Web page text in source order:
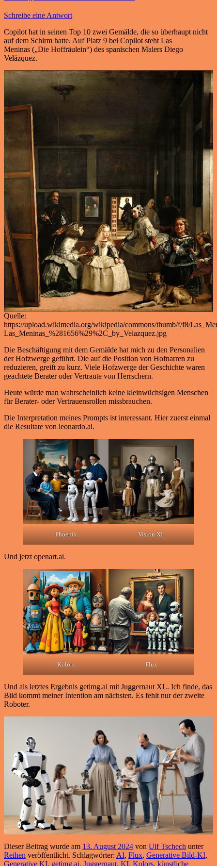
Schreibe eine Antwort
Copilot hat in seinen Top 10 zwei Gemälde, die so überhaupt nicht
auf dem Schirm hatte. Auf Platz 9 bei Copilot steht Las
Meninas („Die Hoffräulein“) des spanischen Malers Diego
Velázquez.
Quelle:
https://upload.wikimedia.org/wikipedia/commons/thumb/f/f8/
Las_Meninas_%281656%29%2C_by_Velazquez.jpg
Die Beschäftigung mit dem Gemälde hat mich zu den Personalien
der Hofzwerge geführt. Die auf die Position von Hofnarren zu
reduzieren, greift zu kurz. Viele Hofzwerge der Geschichte waren
geachtete Berater oder Vertraute von Herrschern.
Heute würde man wahrscheinlich keine kleinwüchsigen Menschen
für Berater- oder Vertrauensrollen missbrauchen.
Die Interpretation meines Prompts ist interessant. Hier zuerst einmal
die Resultate von leonardo.ai.
Phoenix Vision XL
Und jetzt openart.ai.
Kolors Flux
Und als letztes Ergebnis getimg.ai mit Juggernaut XL. Ich finde, das
Bild kommt meiner Intention am nächsten. Es fehlt nur der zweite
Roboter.
Dieser Beitrag wurde am 13. August 2024 von Ulf Tschech unter
Reihen veröffentlicht. Schlagwörter: AI, Flux, Generative Bild-KI,
Generative KI, getimg.ai, Juggernaut, KI, Kolors, künstliche